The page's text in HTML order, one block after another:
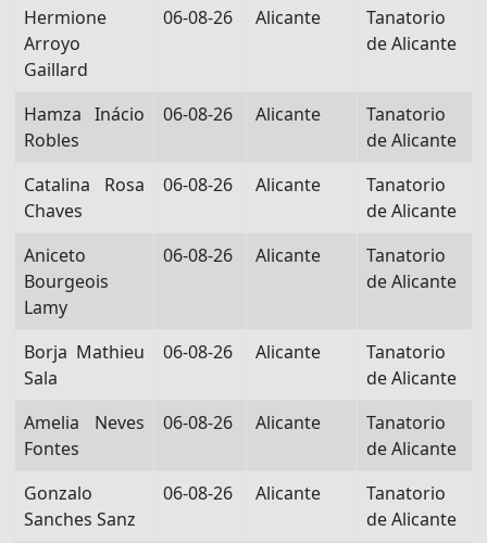
Hermione
Arroyo
Gaillard
06-08-26 Alicante
Tanatorio
de Alicante
Hamza Inácio
Robles
06-08-26 Alicante
Tanatorio
de Alicante
Catalina Rosa
Chaves
06-08-26 Alicante
Tanatorio
de Alicante
Aniceto
Bourgeois
Lamy
06-08-26 Alicante
Tanatorio
de Alicante
Borja Mathieu
Sala
06-08-26 Alicante
Tanatorio
de Alicante
Amelia Neves
Fontes
06-08-26 Alicante
Tanatorio
de Alicante
Gonzalo
Sanches Sanz
06-08-26 Alicante
Tanatorio
de Alicante